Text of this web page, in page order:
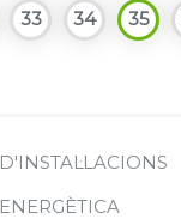
33 34 35